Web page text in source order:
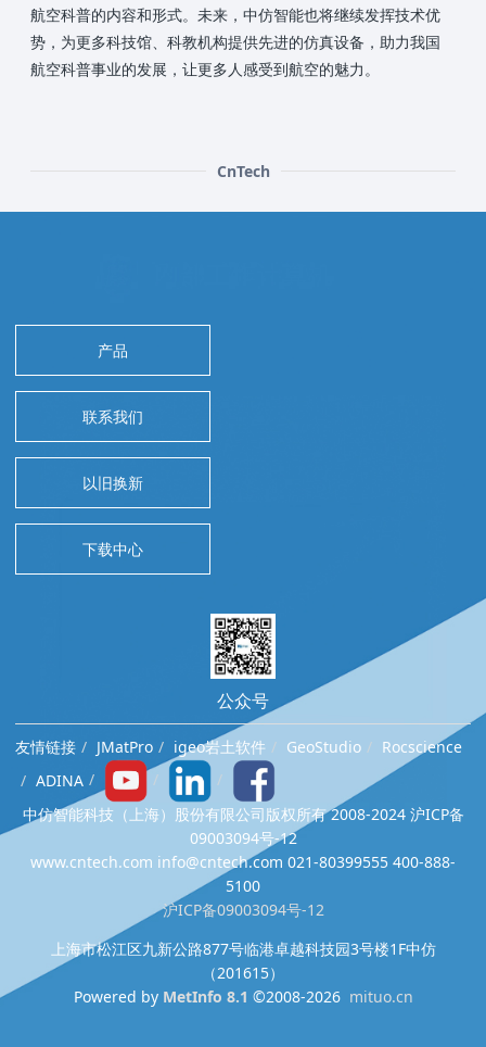
航空科普的内容和形式。未来，中仿智能也将继续发挥技术优
势，为更多科技馆、科教机构提供先进的仿真设备，助力我国
航空科普事业的发展，让更多人感受到航空的魅力。
CnTech
产品
联系我们
以旧换新
下载中心
公众号
友情链接 JMatPro igeo岩土软件 GeoStudio
Rocscience
ADINA
中仿智能科技（上海）股份有限公司版权所有 2008-2024 沪ICP备
09003094号-12
www.cntech.com info@cntech.com 021-80399555 400-888-
5100
沪ICP备09003094号-12
上海市松江区九新公路877号临港卓越科技园3号楼1F中仿
（201615）
Powered by MetInfo 8.1 ©2008-2026 mituo.cn